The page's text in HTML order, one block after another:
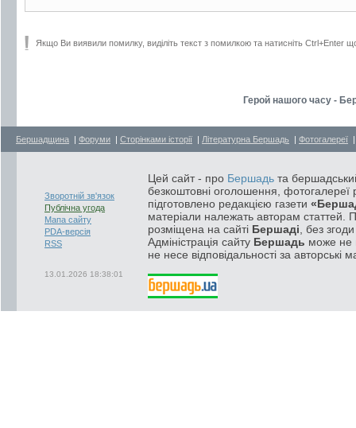
Якщо Ви виявили помилку, виділіть текст з помилкою та натисніть Ctrl+Enter
Герой нашого часу -
Бершадщина | Форуми | Сторінками історії | Літературна Бершадь | Фотогалереї
Зворотній зв'язок
Публічна угода
Мапа сайту
PDA-версія
RSS
13.01.2026 18:38:01
Цей сайт - про Бершадь та
безкоштовні оголошення, фотогалереї
підготовлено редакцією газети
матеріали належать авторам статтей.
розміщена на сайті Бершаді , без
Адміністрація сайту Бершадь може не
не несе відповідальності за авторські